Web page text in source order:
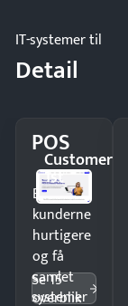
IT-systemer til
Detail
POS
Customer
1st
Ekspedér
kunderne
hurtigere
og få
samlet
overblik
Se 15
systemer